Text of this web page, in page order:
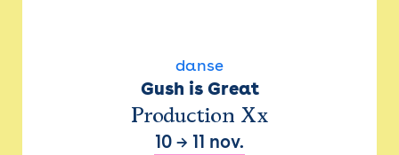
danse
Gush is Great
Production Xx
10 → 11 nov.